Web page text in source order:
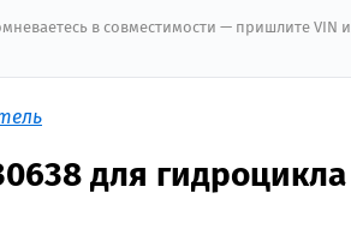
в совместимости — пришлите VIN
для